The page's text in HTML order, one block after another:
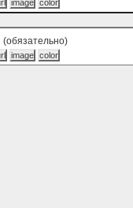
(обязательно)